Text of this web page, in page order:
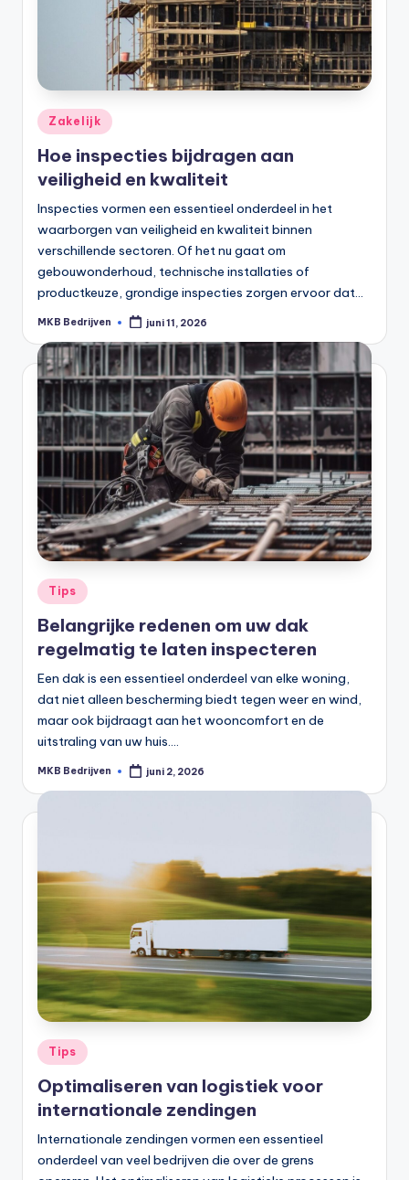
Zakelijk
Hoe inspecties bijdragen aan
veiligheid en kwaliteit
Inspecties vormen een essentieel onderdeel in het
waarborgen van veiligheid en kwaliteit binnen
verschillende sectoren. Of het nu gaat om
gebouwonderhoud, technische installaties of
productkeuze, grondige inspecties zorgen ervoor dat…
MKB Bedrijven juni 11, 2026
Tips
Belangrijke redenen om uw dak
regelmatig te laten inspecteren
Een dak is een essentieel onderdeel van elke woning,
dat niet alleen bescherming biedt tegen weer en wind,
maar ook bijdraagt aan het wooncomfort en de
uitstraling van uw huis.…
MKB Bedrijven juni 2, 2026
Tips
Optimaliseren van logistiek voor
internationale zendingen
Internationale zendingen vormen een essentieel
onderdeel van veel bedrijven die over de grens